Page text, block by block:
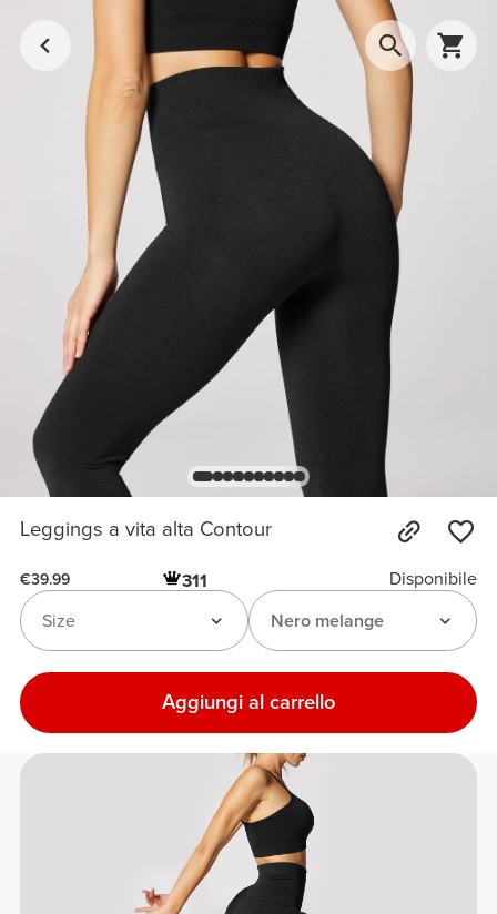
Leggings a vita alta Contour
€39.99 311
Disponibile
Nero melange
Size
Aggiungi al carrello